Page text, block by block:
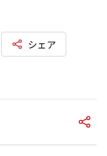
シェア